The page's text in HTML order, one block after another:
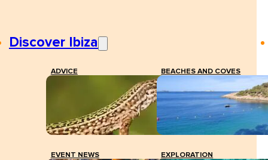
Discover Ibiza
ADVICE BEACHES AND COVES
EVENT NEWS EXPLORATION